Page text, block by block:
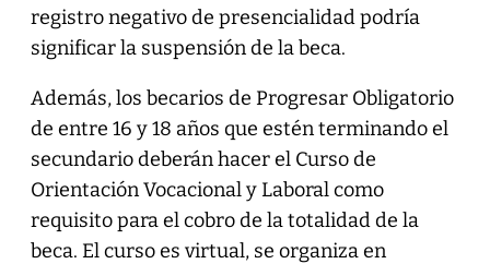
registro negativo de presencialidad podría
significar la suspensión de la beca.
Además, los becarios de Progresar Obligatorio
de entre 16 y 18 años que estén terminando el
secundario deberán hacer el Curso de
Orientación Vocacional y Laboral como
requisito para el cobro de la totalidad de la
beca. El curso es virtual, se organiza en